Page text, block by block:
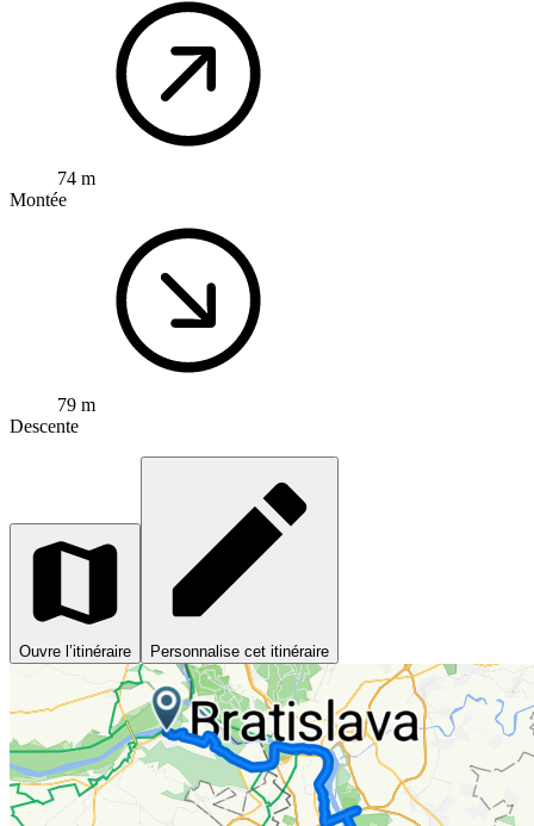
74 m
Montée
79 m
Descente
Ouvre l’itinéraire Personnalise cet itinéraire